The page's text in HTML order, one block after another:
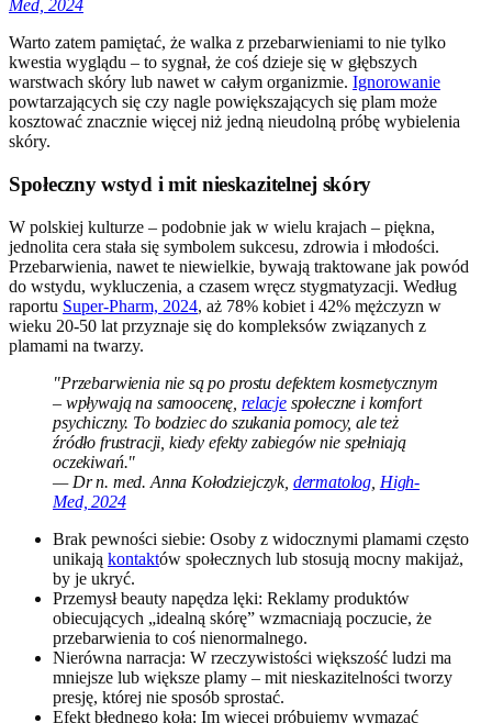
Med, 2024
Warto zatem pamiętać, że walka z przebarwieniami to nie tylko
kwestia wyglądu – to sygnał, że coś dzieje się w głębszych
warstwach skóry lub nawet w całym organizmie. Ignorowanie
powtarzających się czy nagle powiększających się plam może
kosztować znacznie więcej niż jedną nieudolną próbę wybielenia
skóry.
Społeczny wstyd i mit nieskazitelnej skóry
W polskiej kulturze – podobnie jak w wielu krajach – piękna,
jednolita cera stała się symbolem sukcesu, zdrowia i młodości.
Przebarwienia, nawet te niewielkie, bywają traktowane jak powód
do wstydu, wykluczenia, a czasem wręcz stygmatyzacji. Według
raportu Super-Pharm, 2024, aż 78% kobiet i 42% mężczyzn w
wieku 20-50 lat przyznaje się do kompleksów związanych z
plamami na twarzy.
"Przebarwienia nie są po prostu defektem kosmetycznym
– wpływają na samoocenę, relacjespołeczne i komfort
psychiczny. To bodziec do szukania pomocy, ale też
źródło frustracji, kiedy efekty zabiegów nie spełniają
oczekiwań."
— Dr n. med. Anna Kołodziejczyk, dermatolog High-
Med, 2024
Brak pewności siebie: Osoby z widocznymi plamami często
unikają kontaktów społecznych lub stosują mocny makijaż,
by je ukryć.
Przemysł beauty napędza lęki: Reklamy produktów
obiecujących „idealną skórę” wzmacniają poczucie, że
przebarwienia to coś nienormalnego.
Nierówna narracja: W rzeczywistości większość ludzi ma
mniejsze lub większe plamy – mit nieskazitelności tworzy
presję, której nie sposób sprostać.
Efekt błędnego koła: Im więcej próbujemy wymazać